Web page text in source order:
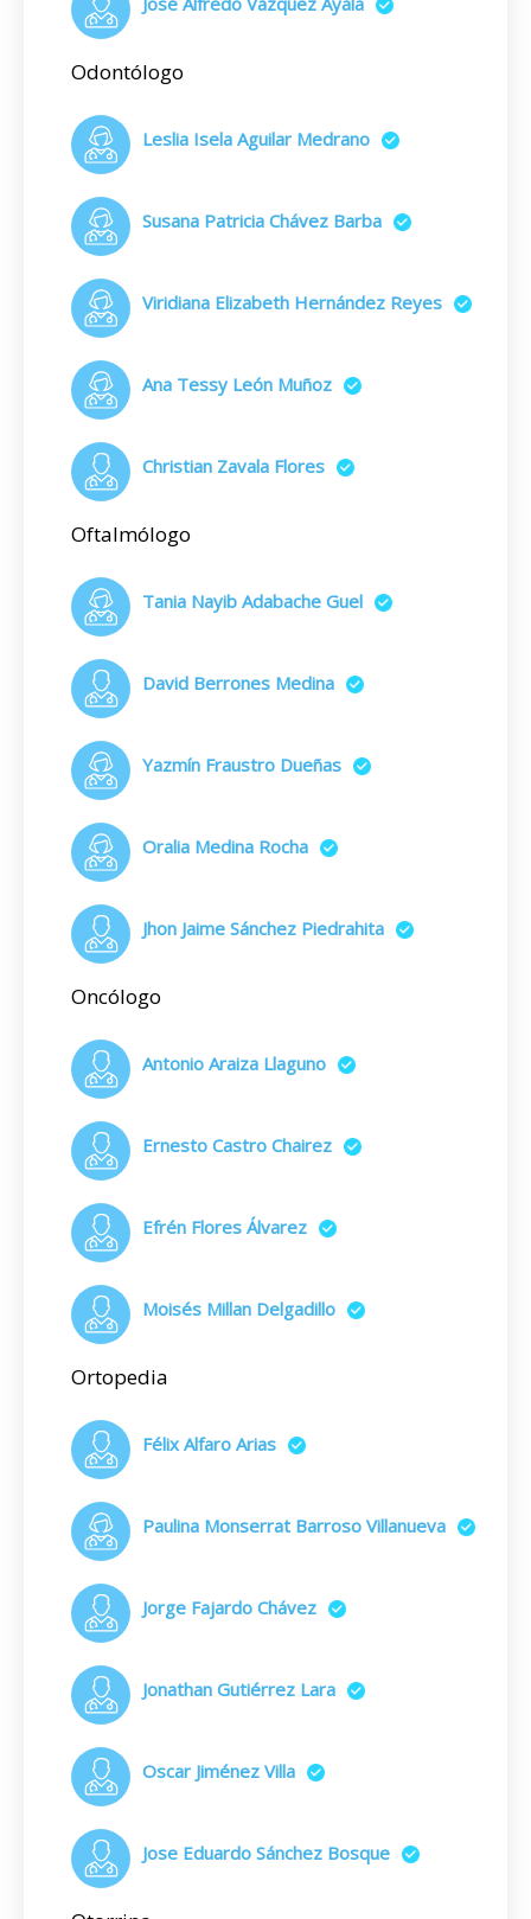
Odontólogo
Leslia Isela Aguilar Medrano
Susana Patricia Chávez Barba
Viridiana Elizabeth Hernández Reyes
Ana Tessy León Muñoz
Christian Zavala Flores
Oftalmólogo
Tania Nayib Adabache Guel
David Berrones Medina
Yazmín Fraustro Dueñas
Oralia Medina Rocha
Jhon Jaime Sánchez Piedrahita
Oncólogo
Antonio Araiza Llaguno
Ernesto Castro Chairez
Efrén Flores Álvarez
Moisés Millan Delgadillo
Ortopedia
Félix Alfaro Arias
Paulina Monserrat Barroso Villanueva
Jorge Fajardo Chávez
Jonathan Gutiérrez Lara
Oscar Jiménez Villa
Jose Eduardo Sánchez Bosque